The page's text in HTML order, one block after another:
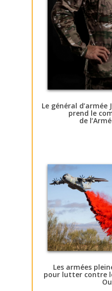
Le général
prend le
de
Les armées
pour lutter contre